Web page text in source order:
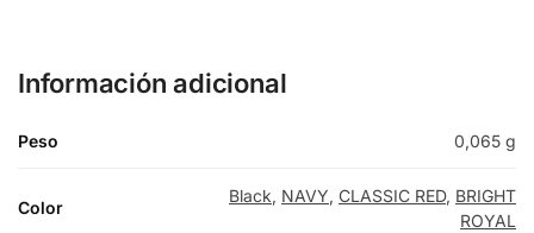
Información adicional
Peso 0,065 g
Color
Black, NAVY, CLASSIC RED, BRIGHT
ROYAL